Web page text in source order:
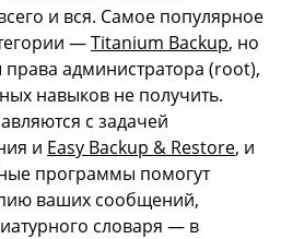
и вся. Самое популярное
—Titanium Backup, но
администратора (root),
навыков не получить.
с задачей
и Easy Backup & Restore, и
программы помогут
ваших сообщений,
словаря — в